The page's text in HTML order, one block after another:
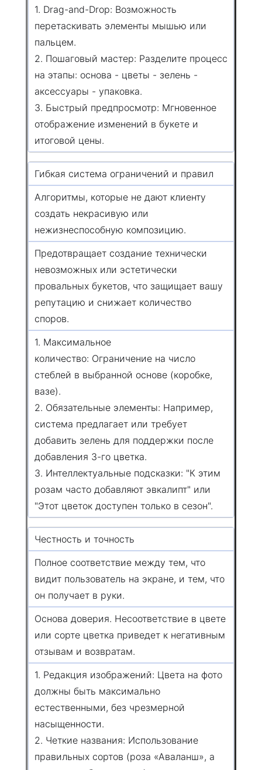
1. Drag-and-Drop: Возможность
перетаскивать элементы мышью или
пальцем.
2. Пошаговый мастер: Разделите процесс
на этапы: основа - цветы - зелень -
аксессуары - упаковка.
3. Быстрый предпросмотр: Мгновенное
отображение изменений в букете и
итоговой цены.
Гибкая система ограничений и правил
Алгоритмы, которые не дают клиенту
создать некрасивую или
нежизнеспособную композицию.
Предотвращает создание технически
невозможных или эстетически
провальных букетов, что защищает вашу
репутацию и снижает количество
споров.
1. Максимальное
количество: Ограничение на число
стеблей в выбранной основе (коробке,
вазе).
2. Обязательные элементы: Например,
система предлагает или требует
добавить зелень для поддержки после
добавления 3-го цветка.
3. Интеллектуальные подсказки: "К этим
розам часто добавляют эвкалипт" или
"Этот цветок доступен только в сезон".
Честность и точность
Полное соответствие между тем, что
видит пользователь на экране, и тем, что
он получает в руки.
Основа доверия. Несоответствие в цвете
или сорте цветка приведет к негативным
отзывам и возвратам.
1. Редакция изображений: Цвета на фото
должны быть максимально
естественными, без чрезмерной
насыщенности.
2. Четкие названия: Использование
правильных сортов (роза «Аваланш», а